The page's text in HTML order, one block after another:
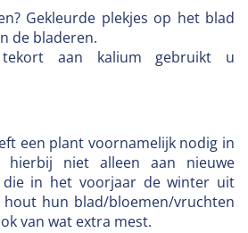
Gekleurde plekjes op het blad
de bladeren.
aan kalium gebruikt u
een plant voornamelijk nodig in
hierbij niet alleen aan nieuwe
die in het voorjaar de winter uit
hun blad/bloemen/vruchten
van wat extra mest.